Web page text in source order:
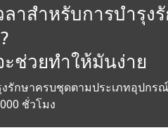
ลาสำหรับการบำรุง
ะช่วยทำให้มันง่าย
รักษาครบชุดตามประเภทอุปกรณ์
ชั่วโมง